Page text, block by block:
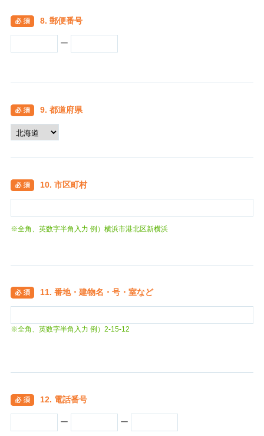
8. 郵便番号
ー
9. 都道府県
10. 市区町村
※全角、英数字半角入力 例）横浜市港北区新横浜
11. 番地・建物名・号・室など
※全角、英数字半角入力 例）2-15-12
12. 電話番号
ー ー